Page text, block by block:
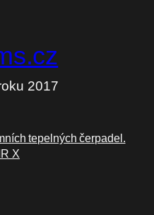
2017
tepelných čerpadel.
X